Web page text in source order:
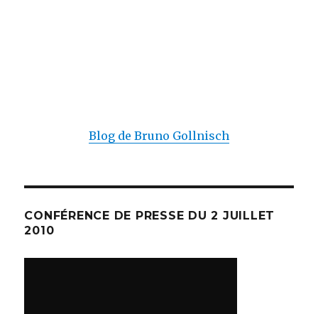
Blog de Bruno Gollnisch
CONFÉRENCE DE PRESSE DU 2 JUILLET
2010